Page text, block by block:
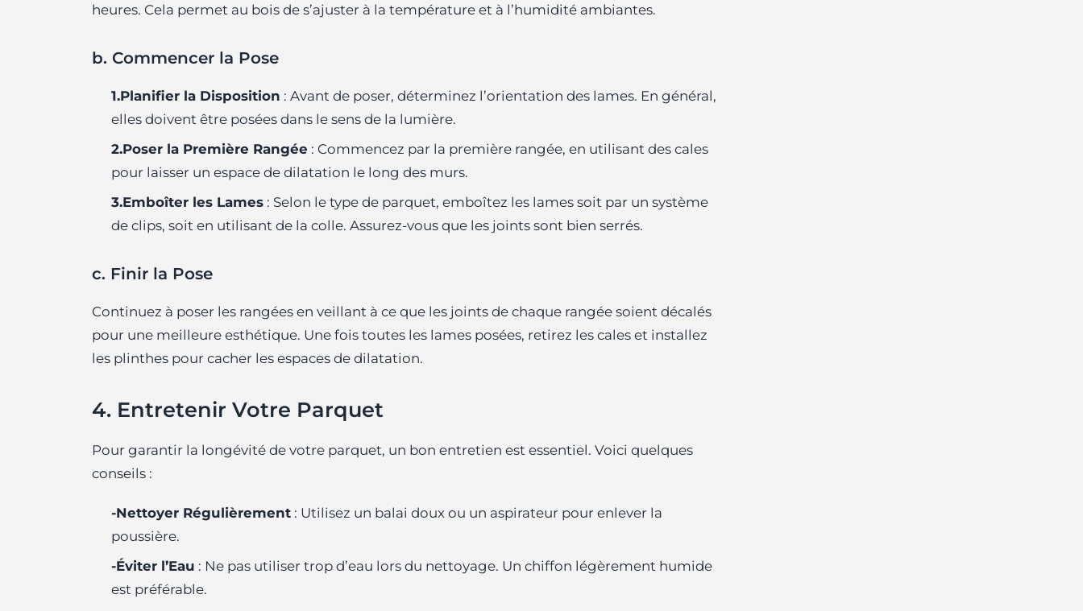
heures. Cela permet au bois de s’ajuster à la température et à l’humidité ambiantes.
b. Commencer la Pose
1.Planifier la Disposition : Avant de poser, déterminez l’orientation des lames. En général,
elles doivent être posées dans le sens de la lumière.
2.Poser la Première Rangée : Commencez par la première rangée, en utilisant des cales
pour laisser un espace de dilatation le long des murs.
3.Emboîter les Lames : Selon le type de parquet, emboîtez les lames soit par un système
de clips, soit en utilisant de la colle. Assurez-vous que les joints sont bien serrés.
c. Finir la Pose
Continuez à poser les rangées en veillant à ce que les joints de chaque rangée soient décalés
pour une meilleure esthétique. Une fois toutes les lames posées, retirez les cales et installez
les plinthes pour cacher les espaces de dilatation.
4. Entretenir Votre Parquet
Pour garantir la longévité de votre parquet, un bon entretien est essentiel. Voici quelques
conseils :
-Nettoyer Régulièrement : Utilisez un balai doux ou un aspirateur pour enlever la
poussière.
-Éviter l’Eau : Ne pas utiliser trop d’eau lors du nettoyage. Un chiffon légèrement humide
est préférable.